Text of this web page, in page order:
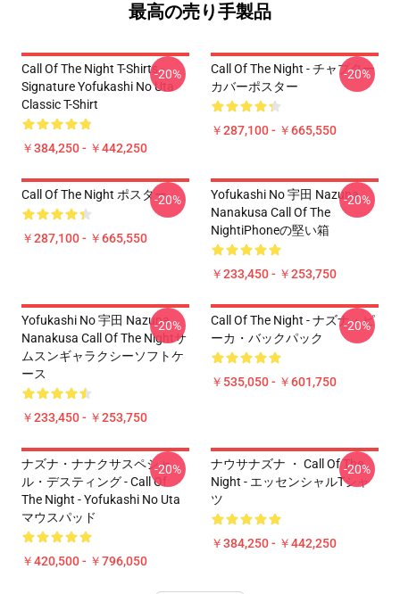
最高の売り手製品
Call Of The Night T-Shirts -
Signature Yofukashi No Uta
Classic T-Shirt
￥384,250 - ￥442,250
-20%
Call Of The Night - チャプター
カバーポスター
￥287,100 - ￥665,550
-20%
Call Of The Night ポスター
￥287,100 - ￥665,550
-20%
Yofukashi No 宇田 Nazuna
Nanakusa Call Of The
NightiPhoneの堅い箱
￥233,450 - ￥253,750
-20%
Yofukashi No 宇田 Nazuna
Nanakusa Call Of The Nightサ
ムスンギャラクシーソフトケ
ース
￥233,450 - ￥253,750
-20%
Call Of The Night - ナズナ・ピ
ーカ・バックパック
￥535,050 - ￥601,750
-20%
ナズナ・ナナクサスペシャ
ル・デスティング - Call Of
The Night - Yofukashi No Uta
マウスパッド
￥420,500 - ￥796,050
-20%
ナウサナズナ ・ Call Of The
Night - エッセンシャルTシャ
ツ
￥384,250 - ￥442,250
-20%